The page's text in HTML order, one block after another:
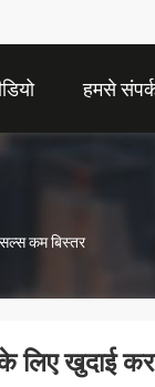
हमसे
कम बिस्तर
लिए खुदाई